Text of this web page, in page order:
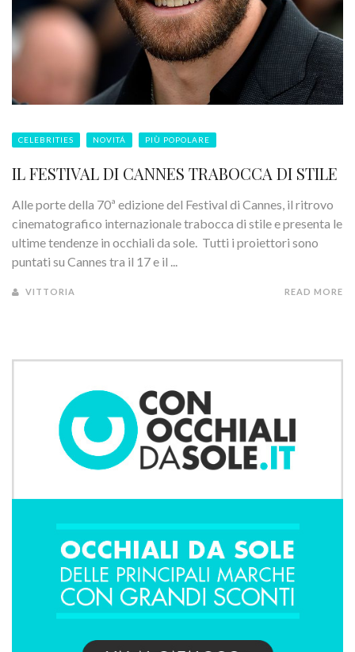
CELEBRITIES NOVITÁ PIÙ POPOLARE
IL FESTIVAL DI CANNES TRABOCCA DI STILE
Alle porte della 70ª edizione del Festival di Cannes, il ritrovo
cinematografico internazionale trabocca di stile e presenta le
ultime tendenze in occhiali da sole. Tutti i proiettori sono
puntati su Cannes tra il 17 e il ...
VITTORIA READ MORE